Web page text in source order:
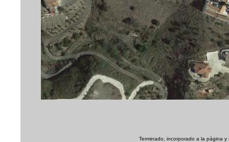
Terminado, incorporado a la página y